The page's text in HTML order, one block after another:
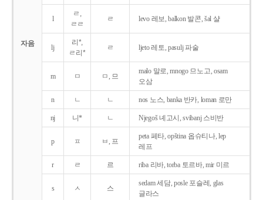
자음
l
ㄹ,
ㄹㄹ
ㄹ levo 레보, balkon 발콘, šal 샬
lj
리*,
ㄹ리*
ㄹ ljeto 레토, pasulj 파술
m ㅁ ㅁ, 므
malo 말로, mnogo 므노고, osam
오삼
n ㄴ ㄴ nos 노스, banka 반카, loman 로만
nj 니* ㄴ Njegoš 녜고시, svibanj 스비반
p ㅍ ㅂ, 프
peta 페타, opština 옵슈티나, lep
레프
r ㄹ 르 riba 리바, torba 토르바, mir 미르
s ㅅ 스
sedam 세담, posle 포슬레, glas
글라스